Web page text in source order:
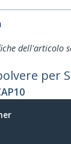
dell'articolo
per